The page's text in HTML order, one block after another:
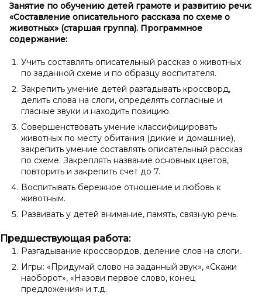
Занятие по обучению детей грамоте и развитию речи:
«Составление описательного рассказа по схеме о
животных» (старшая группа). Программное
содержание:
Учить составлять описательный рассказ о животных
по заданной схеме и по образцу воспитателя.
Закрепить умение детей разгадывать кроссворд,
делить слова на слоги, определять согласные и
гласные звуки и находить позицию.
Совершенствовать умение классифицировать
животных по месту обитания (дикие и домашние),
закрепить умение составлять описательный рассказ
по схеме. Закреплять название основных цветов,
повторить и закрепить счет до 7.
Воспитывать бережное отношение и любовь к
животным.
Развивать у детей внимание, память, связную речь.
Предшествующая работа:
Разгадывание кроссвордов, деление слов на слоги.
Игры: «Придумай слово на заданный звук», «Скажи
наоборот», «Назови первое слово, конец
предложения» и т.д.